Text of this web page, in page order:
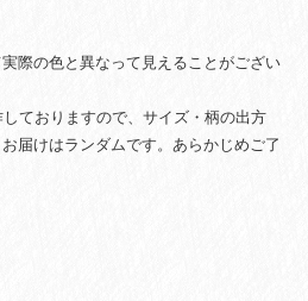
際の色と異なって見えることがござい
ておりますので、サイズ・柄の出方
届けはランダムです。あらかじめご了